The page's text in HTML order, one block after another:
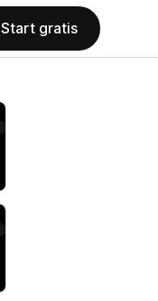
Start gratis